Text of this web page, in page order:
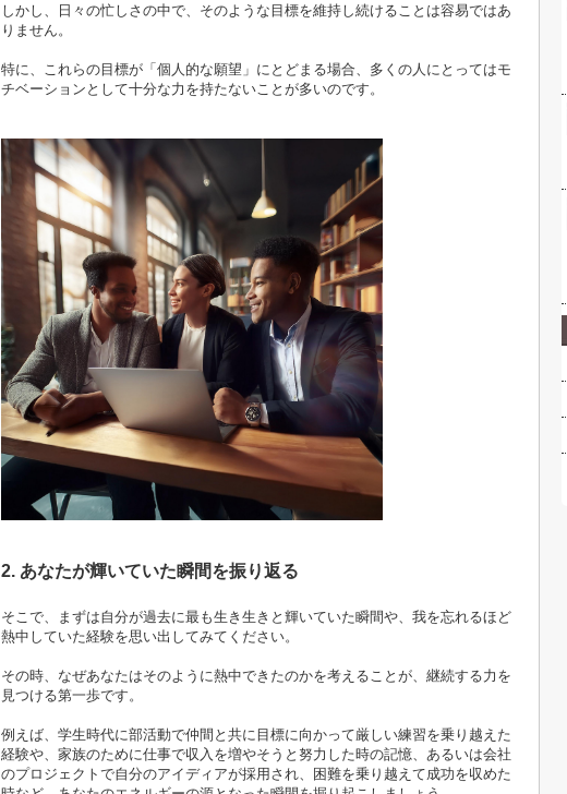
しかし、日々の忙しさの中で、そのような目標を維持し続けることは容易ではあ
りません。
特に、これらの目標が「個人的な願望」にとどまる場合、多くの人にとってはモ
チベーションとして十分な力を持たないことが多いのです。
2. あなたが輝いていた瞬間を振り返る
そこで、まずは自分が過去に最も生き生きと輝いていた瞬間や、我を忘れるほど
熱中していた経験を思い出してみてください。
その時、なぜあなたはそのように熱中できたのかを考えることが、継続する力を
見つける第一歩です。
例えば、学生時代に部活動で仲間と共に目標に向かって厳しい練習を乗り越えた
経験や、家族のために仕事で収入を増やそうと努力した時の記憶、あるいは会社
のプロジェクトで自分のアイディアが採用され、困難を乗り越えて成功を収めた